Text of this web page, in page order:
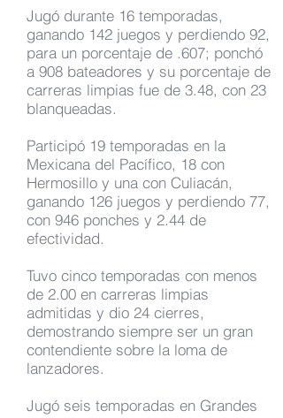
Jugó durante 16 temporadas,
ganando 142 juegos y perdiendo 92,
para un porcentaje de .607; ponchó
a 908 bateadores y su porcentaje de
carreras limpias fue de 3.48, con 23
blanqueadas.
Participó 19 temporadas en la
Mexicana del Pacífico, 18 con
Hermosillo y una con Culiacán,
ganando 126 juegos y perdiendo 77,
con 946 ponches y 2.44 de
efectividad.
Tuvo cinco temporadas con menos
de 2.00 en carreras limpias
admitidas y dio 24 cierres,
demostrando siempre ser un gran
contendiente sobre la loma de
lanzadores.
Jugó seis temporadas en Grandes